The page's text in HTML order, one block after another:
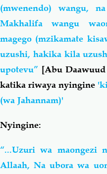
(mwenendo) wangu,
Makhalifa wangu
magego (mzikamate
uzushi, hakika kila
upotevu” [Abu
katika riwaya nyingine
(wa Jahannam)'
Nyingine:
“...Uzuri wa maongezi
Allaah, Na ubora wa